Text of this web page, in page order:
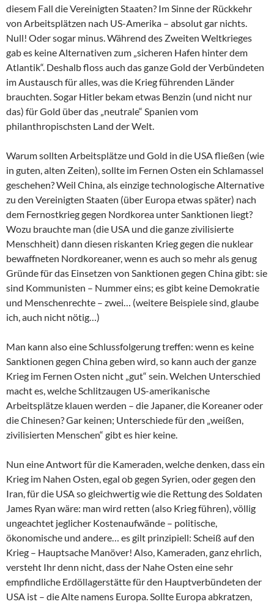
diesem Fall die Vereinigten Staaten? Im Sinne der Rückkehr
von Arbeitsplätzen nach US-Amerika – absolut gar nichts.
Null! Oder sogar minus. Während des Zweiten Weltkrieges
gab es keine Alternativen zum „sicheren Hafen hinter dem
Atlantik“. Deshalb floss auch das ganze Gold der Verbündeten
im Austausch für alles, was die Krieg führenden Länder
brauchten. Sogar Hitler bekam etwas Benzin (und nicht nur
das) für Gold über das „neutrale“ Spanien vom
philanthropischsten Land der Welt.
Warum sollten Arbeitsplätze und Gold in die USA fließen (wie
in guten, alten Zeiten), sollte im Fernen Osten ein Schlamassel
geschehen? Weil China, als einzige technologische Alternative
zu den Vereinigten Staaten (über Europa etwas später) nach
dem Fernostkrieg gegen Nordkorea unter Sanktionen liegt?
Wozu brauchte man (die USA und die ganze zivilisierte
Menschheit) dann diesen riskanten Krieg gegen die nuklear
bewaffneten Nordkoreaner, wenn es auch so mehr als genug
Gründe für das Einsetzen von Sanktionen gegen China gibt: sie
sind Kommunisten – Nummer eins; es gibt keine Demokratie
und Menschenrechte – zwei… (weitere Beispiele sind, glaube
ich, auch nicht nötig…)
Man kann also eine Schlussfolgerung treffen: wenn es keine
Sanktionen gegen China geben wird, so kann auch der ganze
Krieg im Fernen Osten nicht „gut“ sein. Welchen Unterschied
macht es, welche Schlitzaugen US-amerikanische
Arbeitsplätze klauen werden – die Japaner, die Koreaner oder
die Chinesen? Gar keinen; Unterschiede für den „weißen,
zivilisierten Menschen“ gibt es hier keine.
Nun eine Antwort für die Kameraden, welche denken, dass ein
Krieg im Nahen Osten, egal ob gegen Syrien, oder gegen den
Iran, für die USA so gleichwertig wie die Rettung des Soldaten
James Ryan wäre: man wird retten (also Krieg führen), völlig
ungeachtet jeglicher Kostenaufwände – politische,
ökonomische und andere… es gilt prinzipiell: Scheiß auf den
Krieg – Hauptsache Manöver! Also, Kameraden, ganz ehrlich,
versteht Ihr denn nicht, dass der Nahe Osten eine sehr
empfindliche Erdöllagerstätte für den Hauptverbündeten der
USA ist – die Alte namens Europa. Sollte Europa abkratzen,